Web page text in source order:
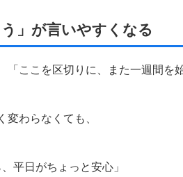
」が言いやすくなる
「ここを区切りに、また一週間を
変わらなくても、
平日がちょっと安心」